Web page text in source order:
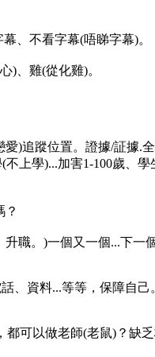
、不看字幕(唔睇字幕)。
)、雞(從化雞)。
)追蹤位置。證據/証據.
上學)...加害1-100歲、學
？
職。)一個又一個...下一
、資料...等等，保障自己
可以做老師(老鼠)？缺